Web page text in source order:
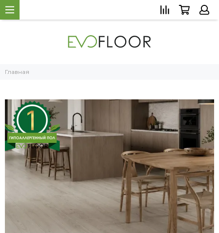
Главная